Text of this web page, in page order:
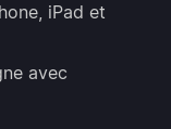
iPad et
avec